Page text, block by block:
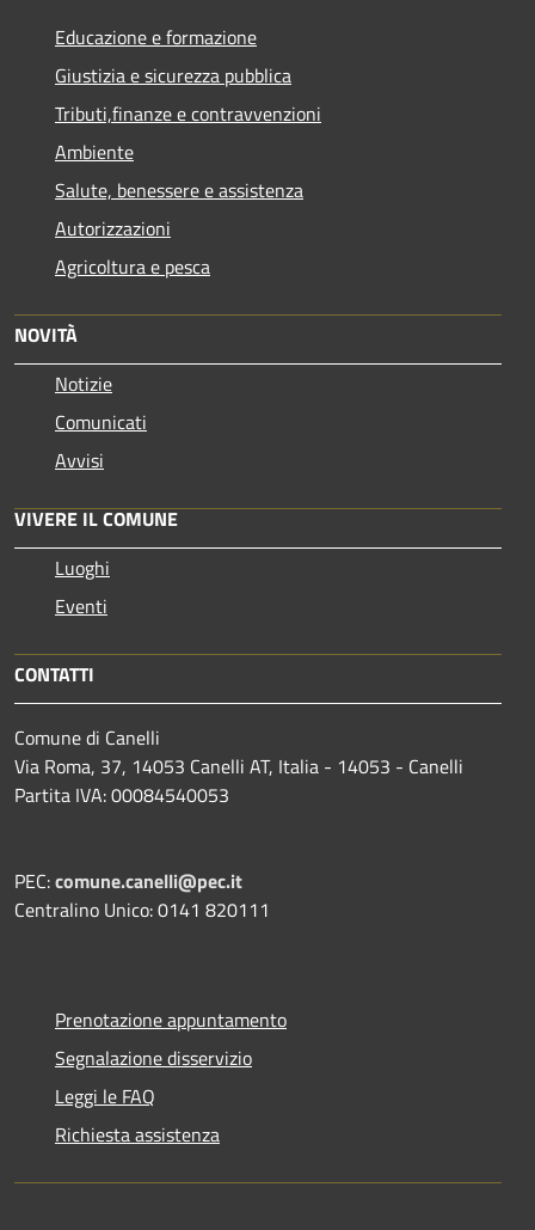
Educazione e formazione
Giustizia e sicurezza pubblica
Tributi,finanze e contravvenzioni
Ambiente
Salute, benessere e assistenza
Autorizzazioni
Agricoltura e pesca
NOVITÀ
Notizie
Comunicati
Avvisi
VIVERE IL COMUNE
Luoghi
Eventi
CONTATTI
Comune di Canelli
Via Roma, 37, 14053 Canelli AT, Italia - 14053 - Canelli
Partita IVA: 00084540053
PEC:comune.canelli@pec.it
Centralino Unico: 0141 820111
Prenotazione appuntamento
Segnalazione disservizio
Leggi le FAQ
Richiesta assistenza